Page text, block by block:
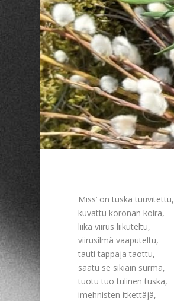
Miss’ on tuska tuuvitettu,
kuvattu koronan koira,
liika viirus liikuteltu,
viirusilmä vaaputeltu,
tauti tappaja taottu,
saatu se sikiäin surma,
tuotu tuo tulinen tuska,
imehnisten itkettäjä,